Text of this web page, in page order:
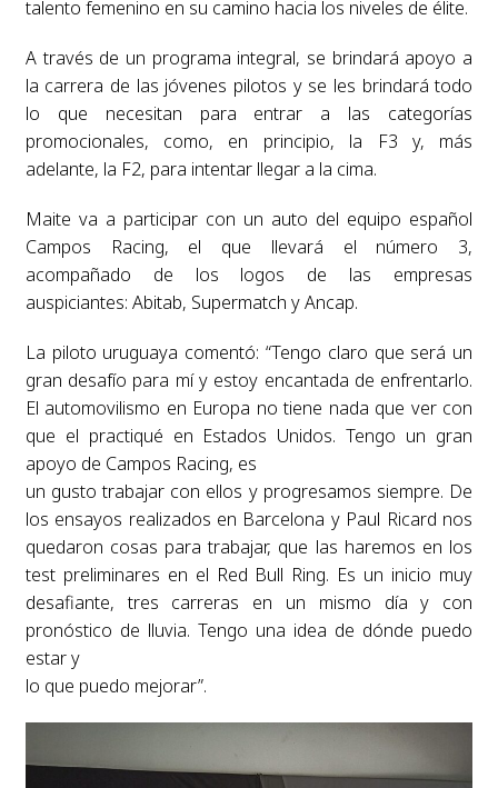
talento femenino en su camino hacia los niveles de élite.
A través de un programa integral, se brindará apoyo a
la carrera de las jóvenes pilotos y se les brindará todo
lo que necesitan para entrar a las categorías
promocionales, como, en principio, la F3 y, más
adelante, la F2, para intentar llegar a la cima.
Maite va a participar con un auto del equipo español
Campos Racing, el que llevará el número 3,
acompañado de los logos de las empresas
auspiciantes: Abitab, Supermatch y Ancap.
La piloto uruguaya comentó: “Tengo claro que será un
gran desafío para mí y estoy encantada de enfrentarlo.
El automovilismo en Europa no tiene nada que ver con
que el practiqué en Estados Unidos. Tengo un gran
apoyo de Campos Racing, es
un gusto trabajar con ellos y progresamos siempre. De
los ensayos realizados en Barcelona y Paul Ricard nos
quedaron cosas para trabajar, que las haremos en los
test preliminares en el Red Bull Ring. Es un inicio muy
desafiante, tres carreras en un mismo día y con
pronóstico de lluvia. Tengo una idea de dónde puedo
estar y
lo que puedo mejorar”.